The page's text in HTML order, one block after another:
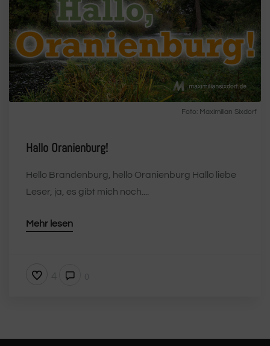
Foto: Maximilian Sixdorf
Hallo Oranienburg!
Hello Brandenburg, hello Oranienburg Hallo liebe
Leser, ja, es gibt mich noch....
Mehr lesen